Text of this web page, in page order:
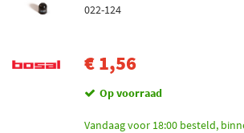
Trekhaak (7)
Trekhaakslot (6)
022-124
€ 1,56
Op voorraad
Vandaag voor 18:00 besteld,